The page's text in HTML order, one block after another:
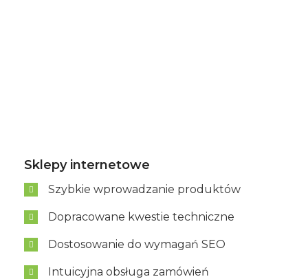
Sklepy internetowe
Szybkie wprowadzanie produktów
Dopracowane kwestie techniczne
Dostosowanie do wymagań SEO
Intuicyjna obsługa zamówień